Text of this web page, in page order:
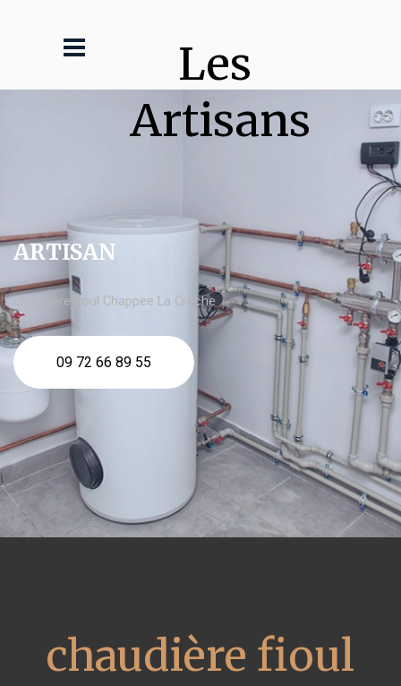
Les
Artisans
ARTISAN
chaudière fioul Chappee La Crèche
09 72 66 89 55
chaudière fioul